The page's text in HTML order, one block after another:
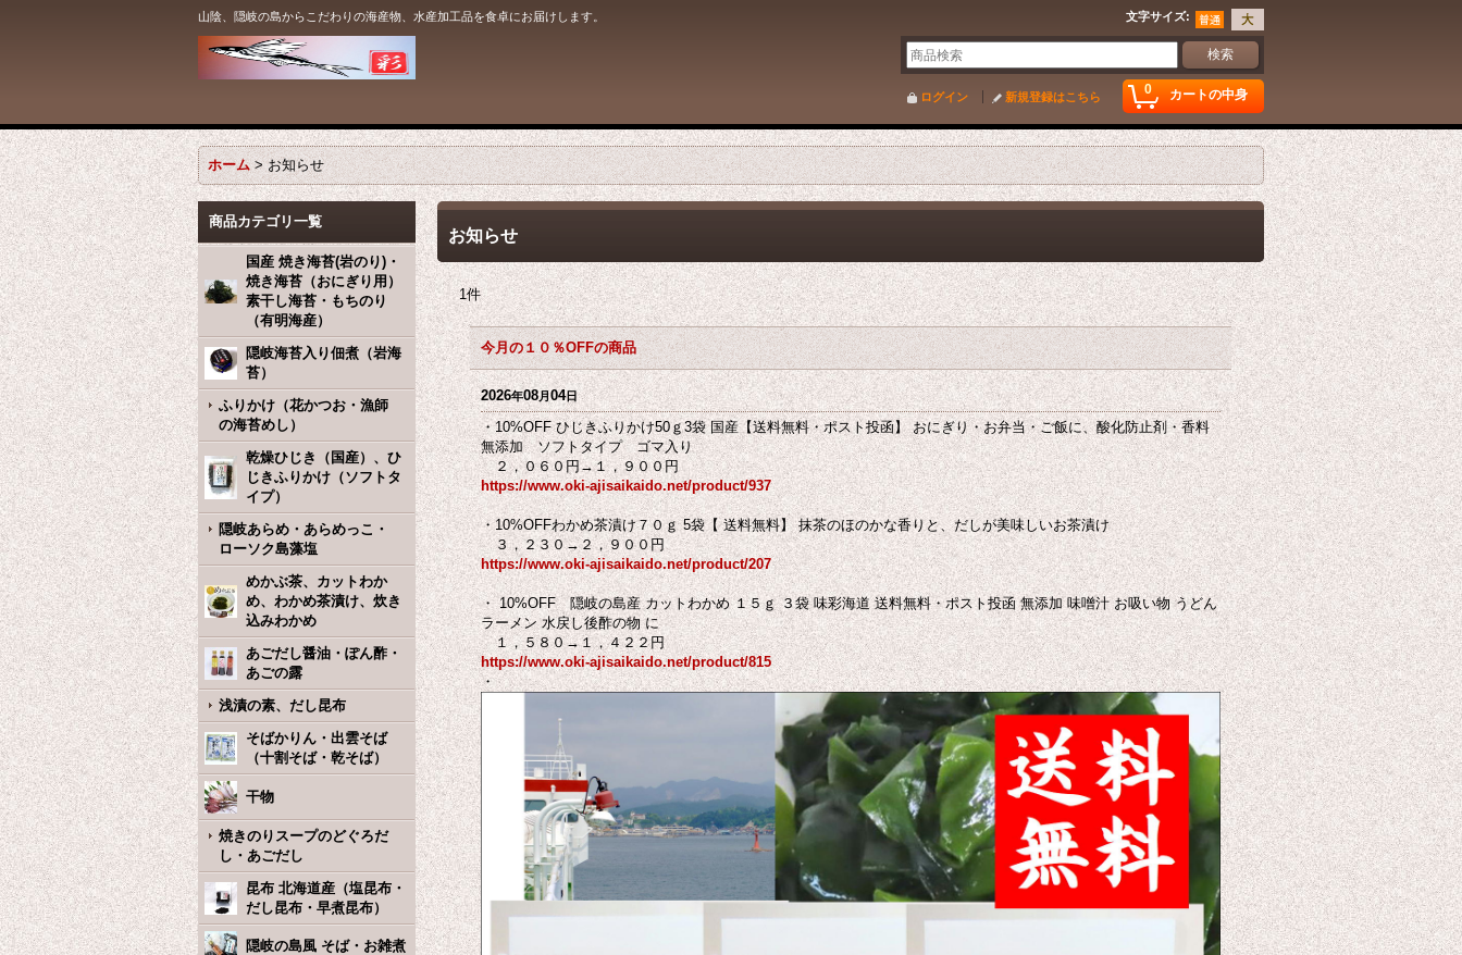
山陰、隠岐の島からこだわりの海産物、水産加工品を食卓にお届けします。 文字サイズ:
0 カートの中身
ログイン 新規登録はこちら
ホーム > お知らせ
商品カテゴリ一覧
国産 焼き海苔(岩のり)・
焼き海苔（おにぎり用）
素干し海苔・もちのり
（有明海産）
隠岐海苔入り佃煮（岩海
苔）
ふりかけ（花かつお・漁師
の海苔めし）
乾燥ひじき（国産）、ひ
じきふりかけ（ソフトタ
イプ）
隠岐あらめ・あらめっこ・
ローソク島藻塩
めかぶ茶、カットわか
め、わかめ茶漬け、炊き
込みわかめ
あごだし醤油・ぽん酢・
あごの露
浅漬の素、だし昆布
そばかりん・出雲そば
（十割そば・乾そば）
干物
焼きのりスープのどぐろだ
し・あごだし
昆布 北海道産（塩昆布・
だし昆布・早煮昆布）
隠岐の島風 そば・お雑煮
お知らせ
1件
今月の１０％OFFの商品
2026年08月04日
・10%OFF ひじきふりかけ50ｇ3袋 国産【送料無料・ポスト投函】 おにぎり・お弁当・ご飯に、酸化防止剤・香料
無添加 ソフトタイプ ゴマ入り
２，０６０円→１，９００円
https://www.oki-ajisaikaido.net/product/937
・10%OFFわかめ茶漬け７０ｇ 5袋【 送料無料】 抹茶のほのかな香りと、だしが美味しいお茶漬け
３，２３０→２，９００円
https://www.oki-ajisaikaido.net/product/207
・ 10%OFF 隠岐の島産 カットわかめ １５ｇ ３袋 味彩海道 送料無料・ポスト投函 無添加 味噌汁 お吸い物 うどん
ラーメン 水戻し後酢の物 に
１，５８０→１，４２２円
https://www.oki-ajisaikaido.net/product/815
・